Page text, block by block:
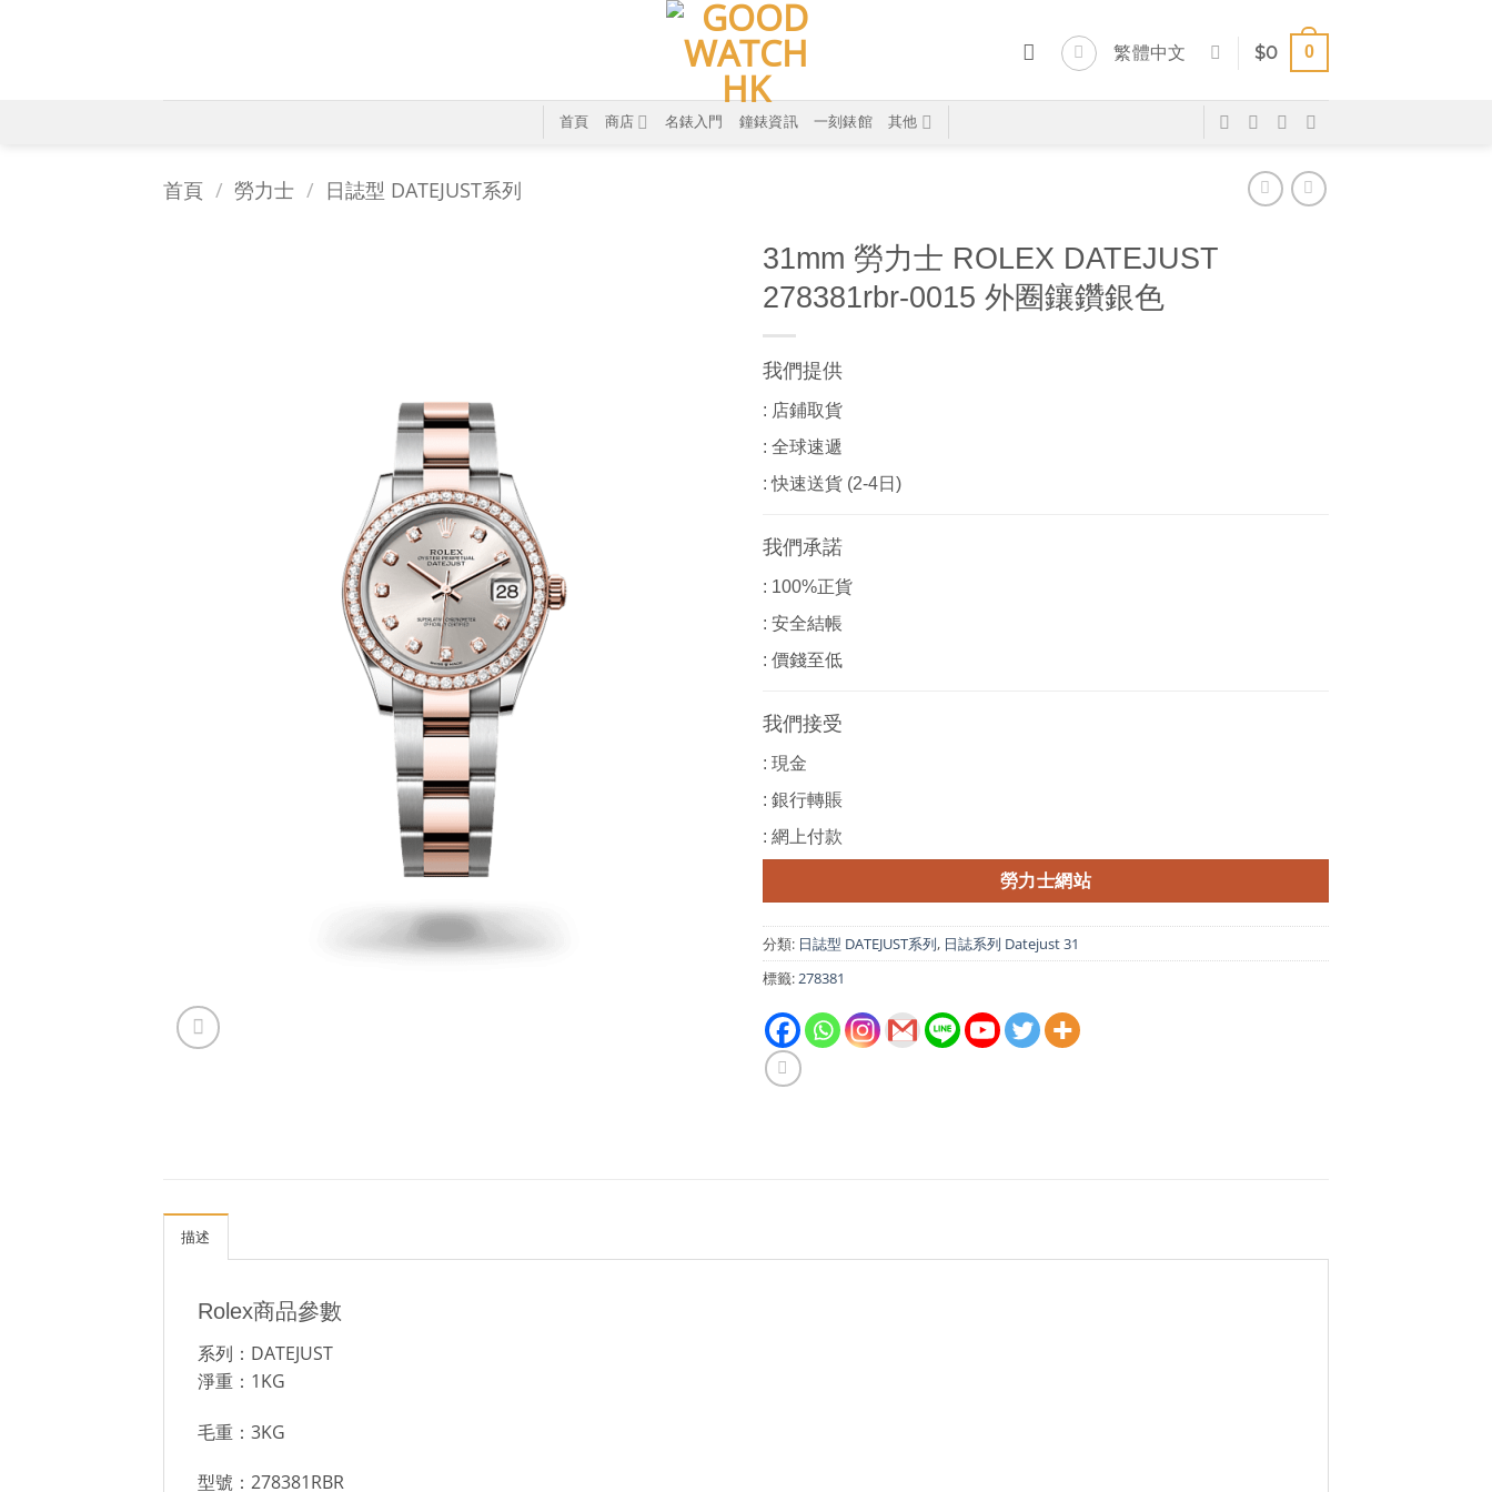
繁體中文 $0 0
首頁 商店 名錶入門 鐘錶資訊 一刻錶館 其他
首頁 / 勞力士 / 日誌型 DATEJUST系列
31mm 勞力士 ROLEX DATEJUST
278381rbr-0015 外圈鑲鑽銀色
我們提供
: 店鋪取貨
: 全球速遞
: 快速送貨 (2-4日)
我們承諾
: 100%正貨
: 安全結帳
: 價錢至低
我們接受
: 現金
: 銀行轉賬
: 網上付款
勞力士網站
分類: 日誌型 DATEJUST系列, 日誌系列 Datejust 31
標籤:278381
描述
Rolex商品參數
系列：DATEJUST
淨重：1KG
毛重：3KG
型號：278381RBR